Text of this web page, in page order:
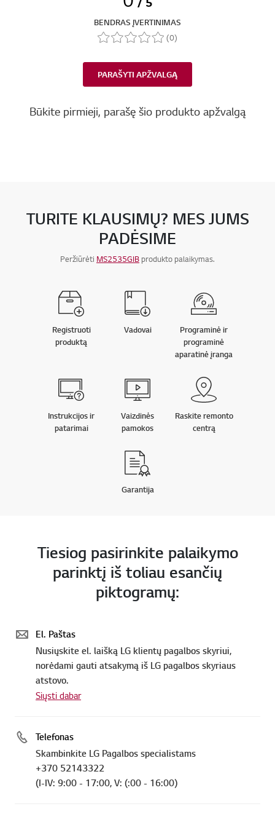
BENDRAS ĮVERTINIMAS
(0)
PARAŠYTI APŽVALGĄ
Būkite pirmieji, parašę šio produkto apžvalgą
TURITE KLAUSIMŲ? MES JUMS
PADĖSIME
Peržiūrėti MS2535GIBprodukto palaikymas.
Registruoti
produktą
Vadovai
Programinė ir
programinė
aparatinė įranga
Instrukcijos ir
patarimai
Vaizdinės
pamokos
Raskite remonto
centrą
Garantija
Tiesiog pasirinkite palaikymo
parinktį iš toliau esančių
piktogramų:
El. Paštas
Nusiųskite el. laišką LG klientų pagalbos skyriui,
norėdami gauti atsakymą iš LG pagalbos skyriaus
atstovo.
Siųsti dabar
Telefonas
Skambinkite LG Pagalbos specialistams
+370 52143322
(I-IV: 9:00 - 17:00, V: (:00 - 16:00)